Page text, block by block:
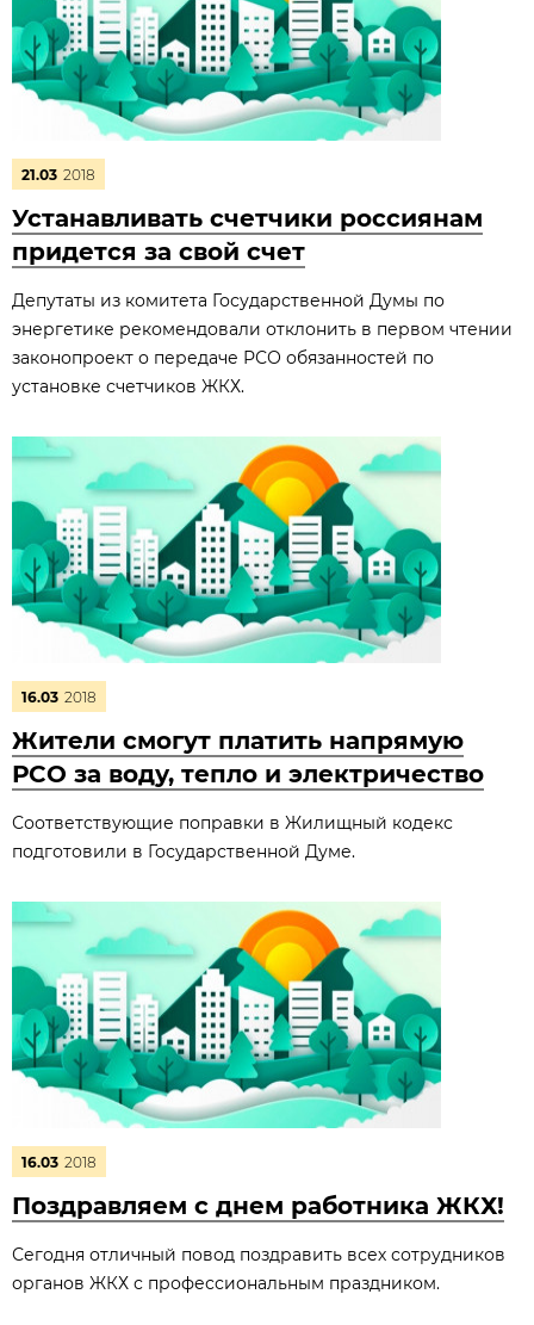
21.03 2018
Устанавливать счетчики россиянам
придется за свой счет
Депутаты из комитета Государственной Думы по
энергетике рекомендовали отклонить в первом чтении
законопроект о передаче РСО обязанностей по
установке счетчиков ЖКХ.
16.03 2018
Жители смогут платить напрямую
РСО за воду, тепло и электричество
Соответствующие поправки в Жилищный кодекс
подготовили в Государственной Думе.
16.03 2018
Поздравляем с днем работника ЖКХ!
Сегодня отличный повод поздравить всех сотрудников
органов ЖКХ с профессиональным праздником.